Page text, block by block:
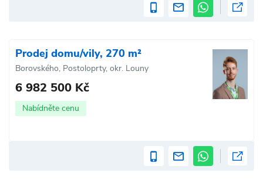
Prodej domu/vily, 270 m²
Borovského, Postoloprty, okr. Louny
6 982 500 Kč
Nabídněte cenu